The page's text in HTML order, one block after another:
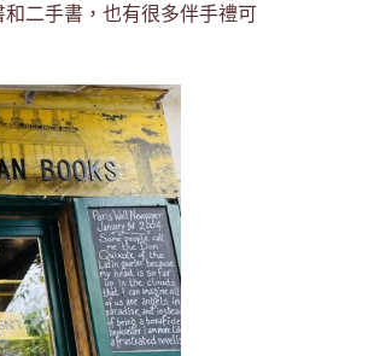
二手書，也有很多伴手禮可